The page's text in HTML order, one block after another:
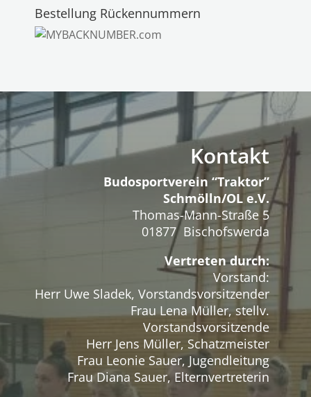
Bestellung Rückennummern
Kontakt
Budosportverein “Traktor”
Schmölln/OL e.V.
Thomas-Mann-Straße 5
01877 Bischofswerda
Vertreten durch:
Vorstand:
Herr Uwe Sladek, Vorstandsvorsitzender
Frau Lena Müller, stellv.
Vorstandsvorsitzende
Herr Jens Müller, Schatzmeister
Frau Leonie Sauer, Jugendleitung
Frau Diana Sauer, Elternvertreterin